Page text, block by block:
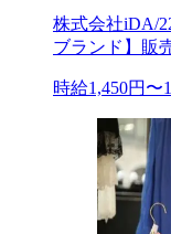
株式会社iDA/
ブランド】販
時給1,450円〜